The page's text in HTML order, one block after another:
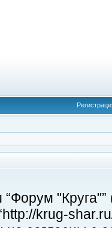
krug-